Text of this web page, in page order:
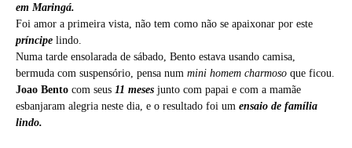
em Maringá.
Foi amor a primeira vista, não tem como não se apaixonar por este
príncipe lindo.
Numa tarde ensolarada de sábado, Bento estava usando camisa,
bermuda com suspensório, pensa num mini homem charmoso que ficou.
Joao Bento com seus 11 meses junto com papai e com a mamãe
esbanjaram alegria neste dia, e o resultado foi um ensaio de família
lindo.